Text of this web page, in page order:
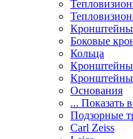
Кронштейны
Боковые
Кольца
Кронштейны
Кронштейны
Основания
... Показать
Подзорные
Carl Zeiss